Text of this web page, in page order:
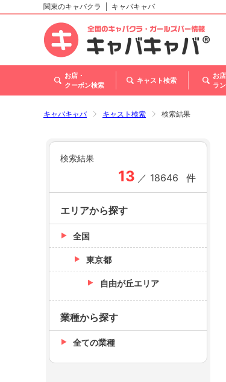
北海道
東北
甲信越・北陸
関西
関東のキャバクラ キャバキャバ
お店・
クーポン検索
キャスト検索
お店
ラ
キャバキャバ キャスト検索 検索結果
検索結果
13 ／ 18646 件
エリアから探す
全国
東京都
自由が丘エリア
業種から探す
全ての業種